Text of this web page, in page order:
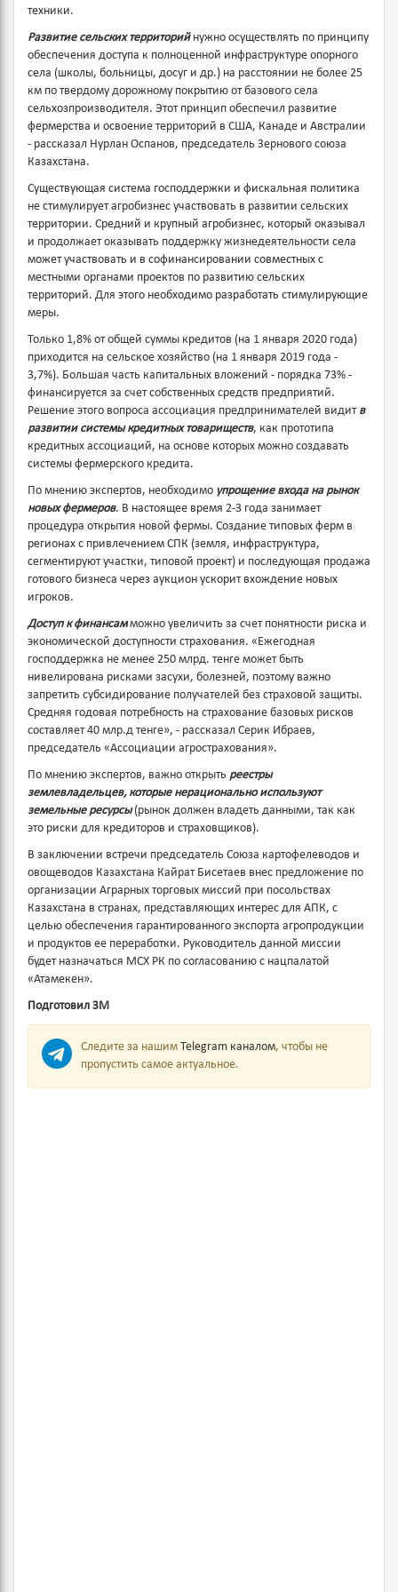
техники.
Развитие сельских территорий нужно осуществлять по принципу
обеспечения доступа к полноценной инфраструктуре опорного
села (школы, больницы, досуг и др.) на расстоянии не более 25
км по твердому дорожному покрытию от базового села
сельхозпроизводителя. Этот принцип обеспечил развитие
фермерства и освоение территорий в США, Канаде и Австралии
- рассказал Нурлан Оспанов, председатель Зернового союза
Казахстана.
Существующая система господдержки и фискальная политика
не стимулирует агробизнес участвовать в развитии сельских
территории. Средний и крупный агробизнес, который оказывал
и продолжает оказывать поддержку жизнедеятельности села
может участвовать и в софинансировании совместных с
местными органами проектов по развитию сельских
территорий. Для этого необходимо разработать стимулирующие
меры.
Только 1,8% от общей суммы кредитов (на 1 января 2020 года)
приходится на сельское хозяйство (на 1 января 2019 года -
3,7%). Большая часть капитальных вложений - порядка 73% -
финансируется за счет собственных средств предприятий.
Решение этого вопроса ассоциация предпринимателей видит в
развитии системы кредитных товариществ, как прототипа
кредитных ассоциаций, на основе которых можно создавать
системы фермерского кредита.
По мнению экспертов, необходимо упрощение входа на рынок
новых фермеров. В настоящее время 2-3 года занимает
процедура открытия новой фермы. Создание типовых ферм в
регионах с привлечением СПК (земля, инфраструктура,
сегментируют участки, типовой проект) и последующая продажа
готового бизнеса через аукцион ускорит вхождение новых
игроков.
Доступ к финансамможно увеличить за счет понятности риска и
экономической доступности страхования. «Ежегодная
господдержка не менее 250 млрд. тенге может быть
нивелирована рисками засухи, болезней, поэтому важно
запретить субсидирование получателей без страховой защиты.
Средняя годовая потребность на страхование базовых рисков
составляет 40 млр.д тенге», - рассказал Серик Ибраев,
председатель «Ассоциации агрострахования».
По мнению экспертов, важно открыть реестры
землевладельцев, которые нерационально используют
земельные ресурсы(рынок должен владеть данными, так как
это риски для кредиторов и страховщиков).
В заключении встречи председатель Союза картофелеводов и
овощеводов Казахстана Кайрат Бисетаев внес предложение по
организации Аграрных торговых миссий при посольствах
Казахстана в странах, представляющих интерес для АПК, с
целью обеспечения гарантированного экспорта агропродукции
и продуктов ее переработки. Руководитель данной миссии
будет назначаться МСХ РК по согласованию с нацпалатой
«Атамекен».
Подготовил ЗМ
Следите за нашим Telegram каналом, чтобы не
пропустить самое актуальное.